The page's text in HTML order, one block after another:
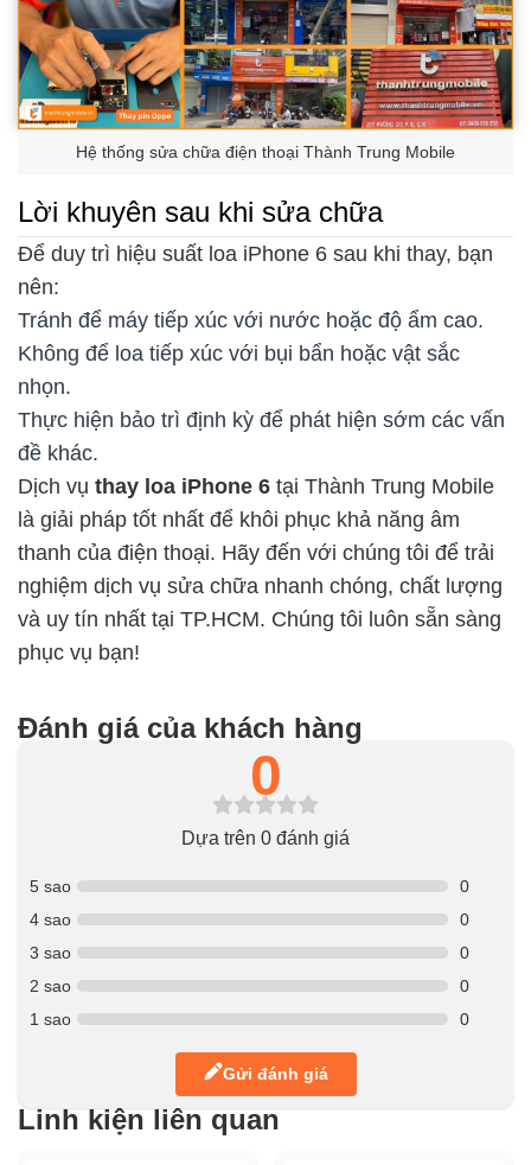
Hệ thống sửa chữa điện thoại Thành Trung Mobile
Lời khuyên sau khi sửa chữa
Để duy trì hiệu suất loa iPhone 6 sau khi thay, bạn
nên:
Tránh để máy tiếp xúc với nước hoặc độ ẩm cao.
Không để loa tiếp xúc với bụi bẩn hoặc vật sắc
nhọn.
Thực hiện bảo trì định kỳ để phát hiện sớm các vấn
đề khác.
Dịch vụ thay loa iPhone 6 tại Thành Trung Mobile
là giải pháp tốt nhất để khôi phục khả năng âm
thanh của điện thoại. Hãy đến với chúng tôi để trải
nghiệm dịch vụ sửa chữa nhanh chóng, chất lượng
và uy tín nhất tại TP.HCM. Chúng tôi luôn sẵn sàng
phục vụ bạn!
Đánh giá của khách hàng
0
Dựa trên 0 đánh giá
5 sao
0
4 sao
0
3 sao
0
2 sao
0
1 sao
0
Gửi đánh giá
Linh kiện liên quan